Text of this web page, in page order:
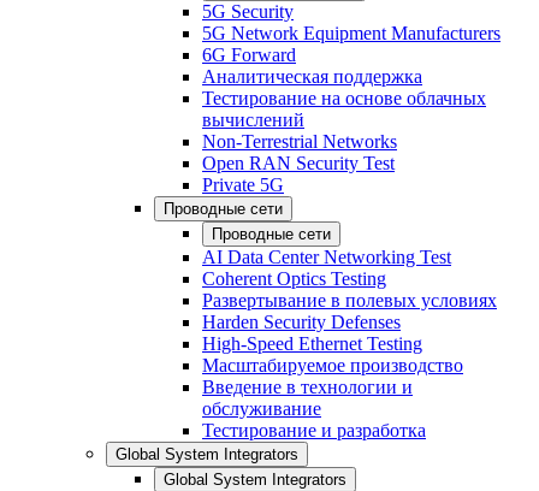
5G Security
5G Network Equipment Manufacturers
6G Forward
Аналитическая поддержка
Тестирование на основе облачных
вычислений
Non-Terrestrial Networks
Open RAN Security Test
Private 5G
Проводные сети
Проводные сети
AI Data Center Networking Test
Coherent Optics Testing
Развертывание в полевых условиях
Harden Security Defenses
High-Speed Ethernet Testing
Масштабируемое производство
Введение в технологии и
обслуживание
Тестирование и разработка
Global System Integrators
Global System Integrators